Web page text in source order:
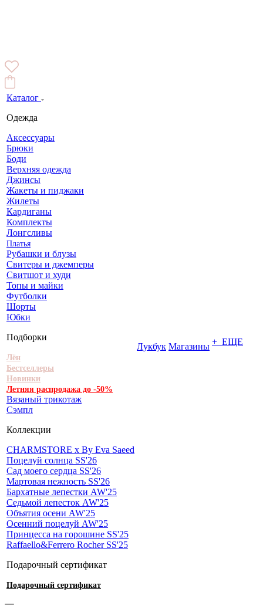
Каталог
Одежда
Аксессуары
Брюки
Боди
Верхняя одежда
Джинсы
Жакеты и пиджаки
Жилеты
Кардиганы
Комплекты
Лонгсливы
Платья
Рубашки и блузы
Свитеры и джемперы
Свитшот и худи
Топы и майки
Футболки
Шорты
Юбки
Подборки
Лён
Бестселлеры
Новинки
Летняя распродажа до -50%
Вязаный трикотаж
Сэмпл
Коллекции
CHARMSTORE х By Eva Saeed
Поцелуй солнца SS'26
Сад моего сердца SS'26
Мартовая нежность SS'26
Бархатные лепестки AW'25
Седьмой лепесток AW'25
Объятия осени AW'25
Осенний поцелуй AW'25
Принцесса на горошине SS'25
Raffaello&Ferrero Rocher SS'25
Подарочный сертификат
Подарочный сертификат
Лукбук Магазины + ЕЩЕ